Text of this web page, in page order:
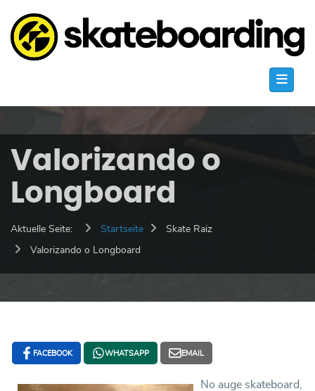
Valorizando o
Longboard
Aktuelle Seite: Startseite
Skate Raiz
Valorizando o Longboard
FACEBOOK WHATSAPP EMAIL
No auge skateboard,